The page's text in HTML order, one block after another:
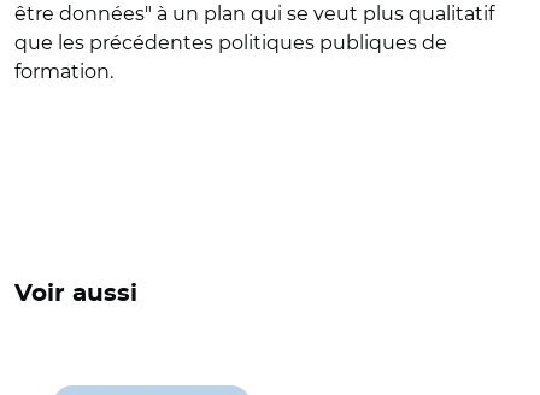
être données" à un plan qui se veut plus qualitatif
que les précédentes politiques publiques de
formation.
Voir aussi